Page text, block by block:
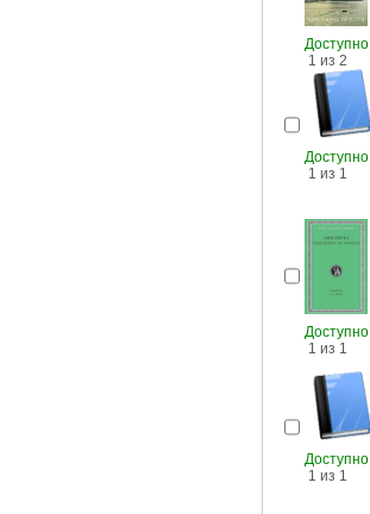
Доступно
1 из 2
Доступно
1 из 1
Доступно
1 из 1
Доступно
1 из 1